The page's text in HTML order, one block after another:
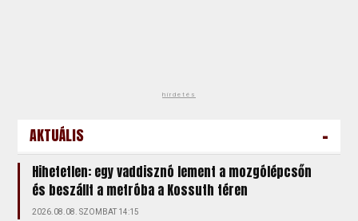
hirdetés
AKTUÁLIS -
Hihetetlen: egy vaddisznó lement a mozgólépcsőn
és beszállt a metróba a Kossuth téren
2026.08.08. SZOMBAT 14:15